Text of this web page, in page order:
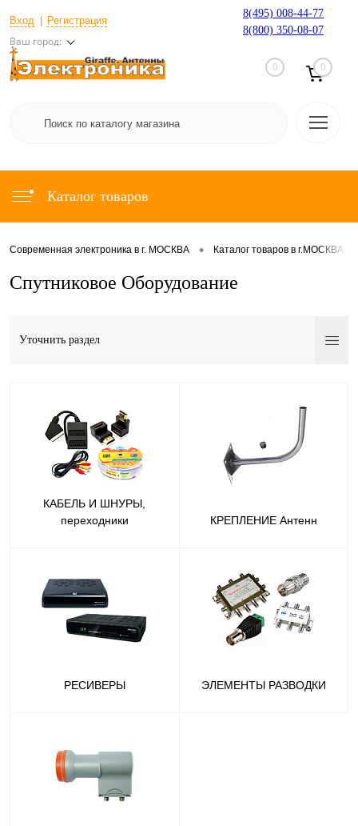
Вход Регистрация
Ваш город:
8(495) 008-44-77
8(800) 350-08-07
0 0
Каталог товаров
Современная электроника в г. МОСКВА • Каталог товаров в г.МОСКВА
Спутниковое Оборудование
Уточнить раздел
КАБЕЛЬ И ШНУРЫ,
переходники
КРЕПЛЕНИЕ Антенн
РЕСИВЕРЫ ЭЛЕМЕНТЫ РАЗВОДКИ